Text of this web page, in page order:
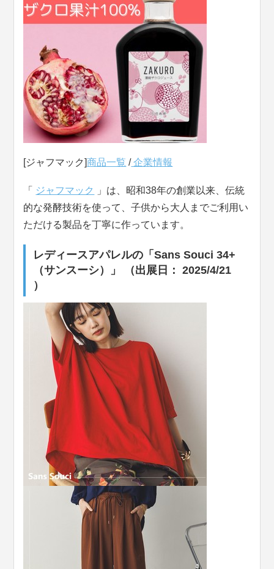
[ジャフマック]商品一覧 /企業情報
「 ジャフマック 」は、昭和38年の創業以来、伝統
的な発酵技術を使って、子供から大人までご利用い
ただける製品を丁寧に作っています。
レディースアパレルの「Sans Souci 34+
（サンスーシ）」 （出展日： 2025/4/21
）